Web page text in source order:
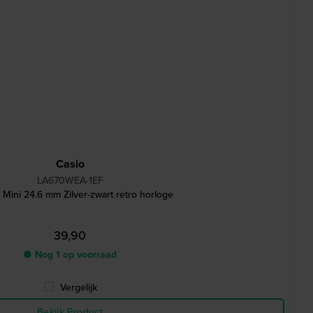
Casio
LA670WEA-1EF
24.6 mm Zilver-zwart retro horloge
39,90
● Nog 1 op voorraad
Vergelijk